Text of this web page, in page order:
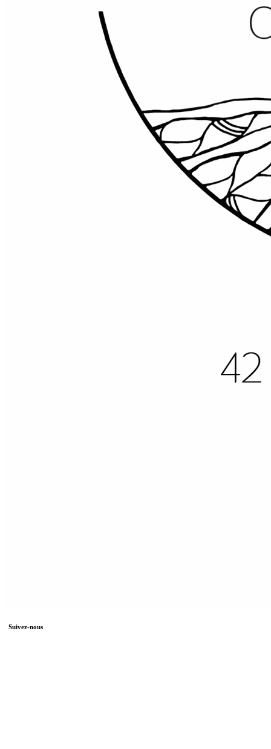
Suivez-nous